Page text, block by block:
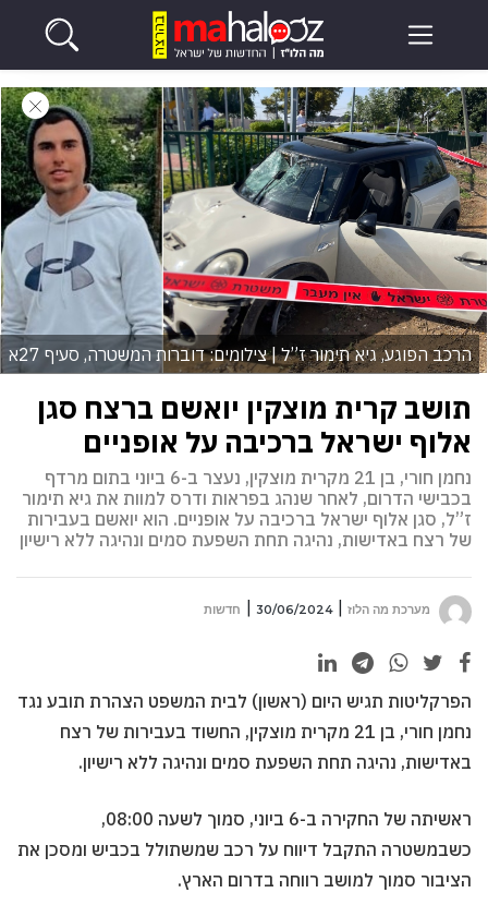
הרכב הפוגע, גיא תימור ז”ל | צילומים: דוברות המשטרה, סעיף 27א
תושב קרית מוצקין יואשם ברצח סגן
אלוף ישראל ברכיבה על אופניים
נחמן חורי, בן 21 מקרית מוצקין, נעצר ב-6 ביוני בתום מרדף
בכבישי הדרום, לאחר שנהג בפראות ודרס למוות את גיא תימור
ז”ל, סגן אלוף ישראל ברכיבה על אופניים. הוא יואשם בעבירות
של רצח באדישות, נהיגה תחת השפעת סמים ונהיגה ללא רישיון
מערכת מה הלוז 30/06/2024 חדשות
הפרקליטות תגיש היום (ראשון) לבית המשפט הצהרת תובע נגד
נחמן חורי, בן 21 מקרית מוצקין, החשוד בעבירות של רצח
באדישות, נהיגה תחת השפעת סמים ונהיגה ללא רישיון.
ראשיתה של החקירה ב-6 ביוני, סמוך לשעה 08:00,
כשבמשטרה התקבל דיווח על רכב שמשתולל בכביש ומסכן את
הציבור סמוך למושב רווחה בדרום הארץ.